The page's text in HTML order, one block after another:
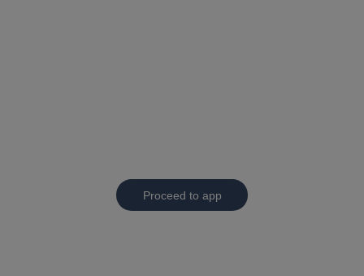
Proceed to app